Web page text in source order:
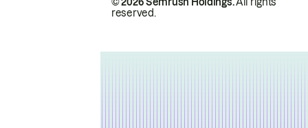
reserved.